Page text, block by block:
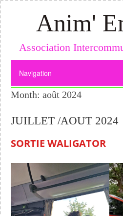
Anim'
Association
Month: août 2024
JUILLET /AOUT 2024
SORTIE WALIGATOR